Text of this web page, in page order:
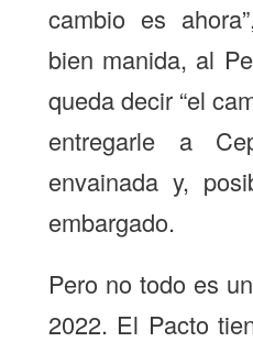
cambio es
bien manida, al
queda decir “el
entregarle a
envainada y,
embargado.
Pero no todo es
2022. El Pacto